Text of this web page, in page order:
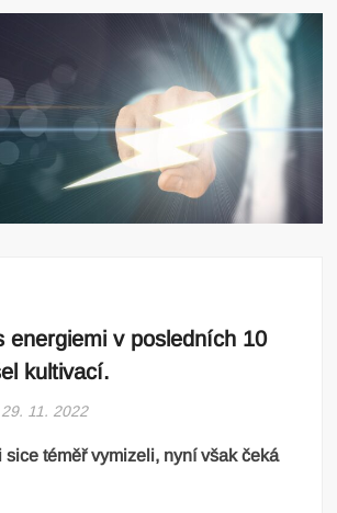
energiemi v posledních 10
kultivací.
29. 11. 2022
sice téměř vymizeli, nyní však čeká